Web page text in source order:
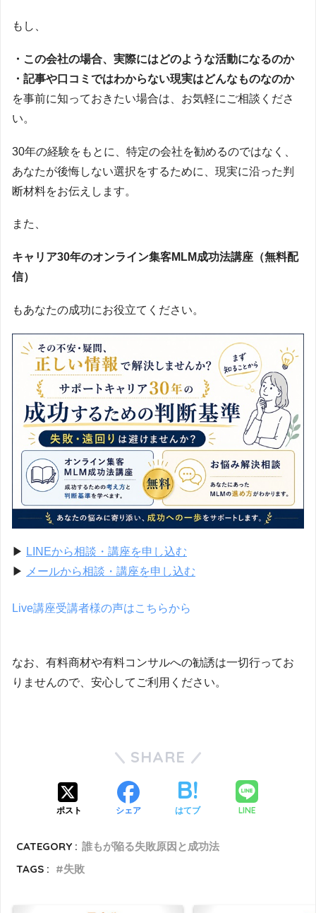
もし、
・この会社の場合、実際にはどのような活動になるのか
・記事や口コミではわからない現実はどんなものなのか
を事前に知っておきたい場合は、お気軽にご相談くださ
い。
30年の経験をもとに、特定の会社を勧めるのではなく、
あなたが後悔しない選択をするために、現実に沿った判
断材料をお伝えします。
また、
キャリア30年のオンライン集客MLM成功法講座（無料配
信）
もあなたの成功にお役立てください。
▶ LINEから相談・講座を申し込む
▶
メールから相談・講座を申し込む
Live講座受講者様の声はこちらから
なお、有料商材や有料コンサルへの勧誘は一切行ってお
りませんので、安心してご利用ください。
SHARE
ポスト シェア はてブ LINE
CATEGORY : 誰もが陥る失敗原因と成功法
TAGS :
失敗